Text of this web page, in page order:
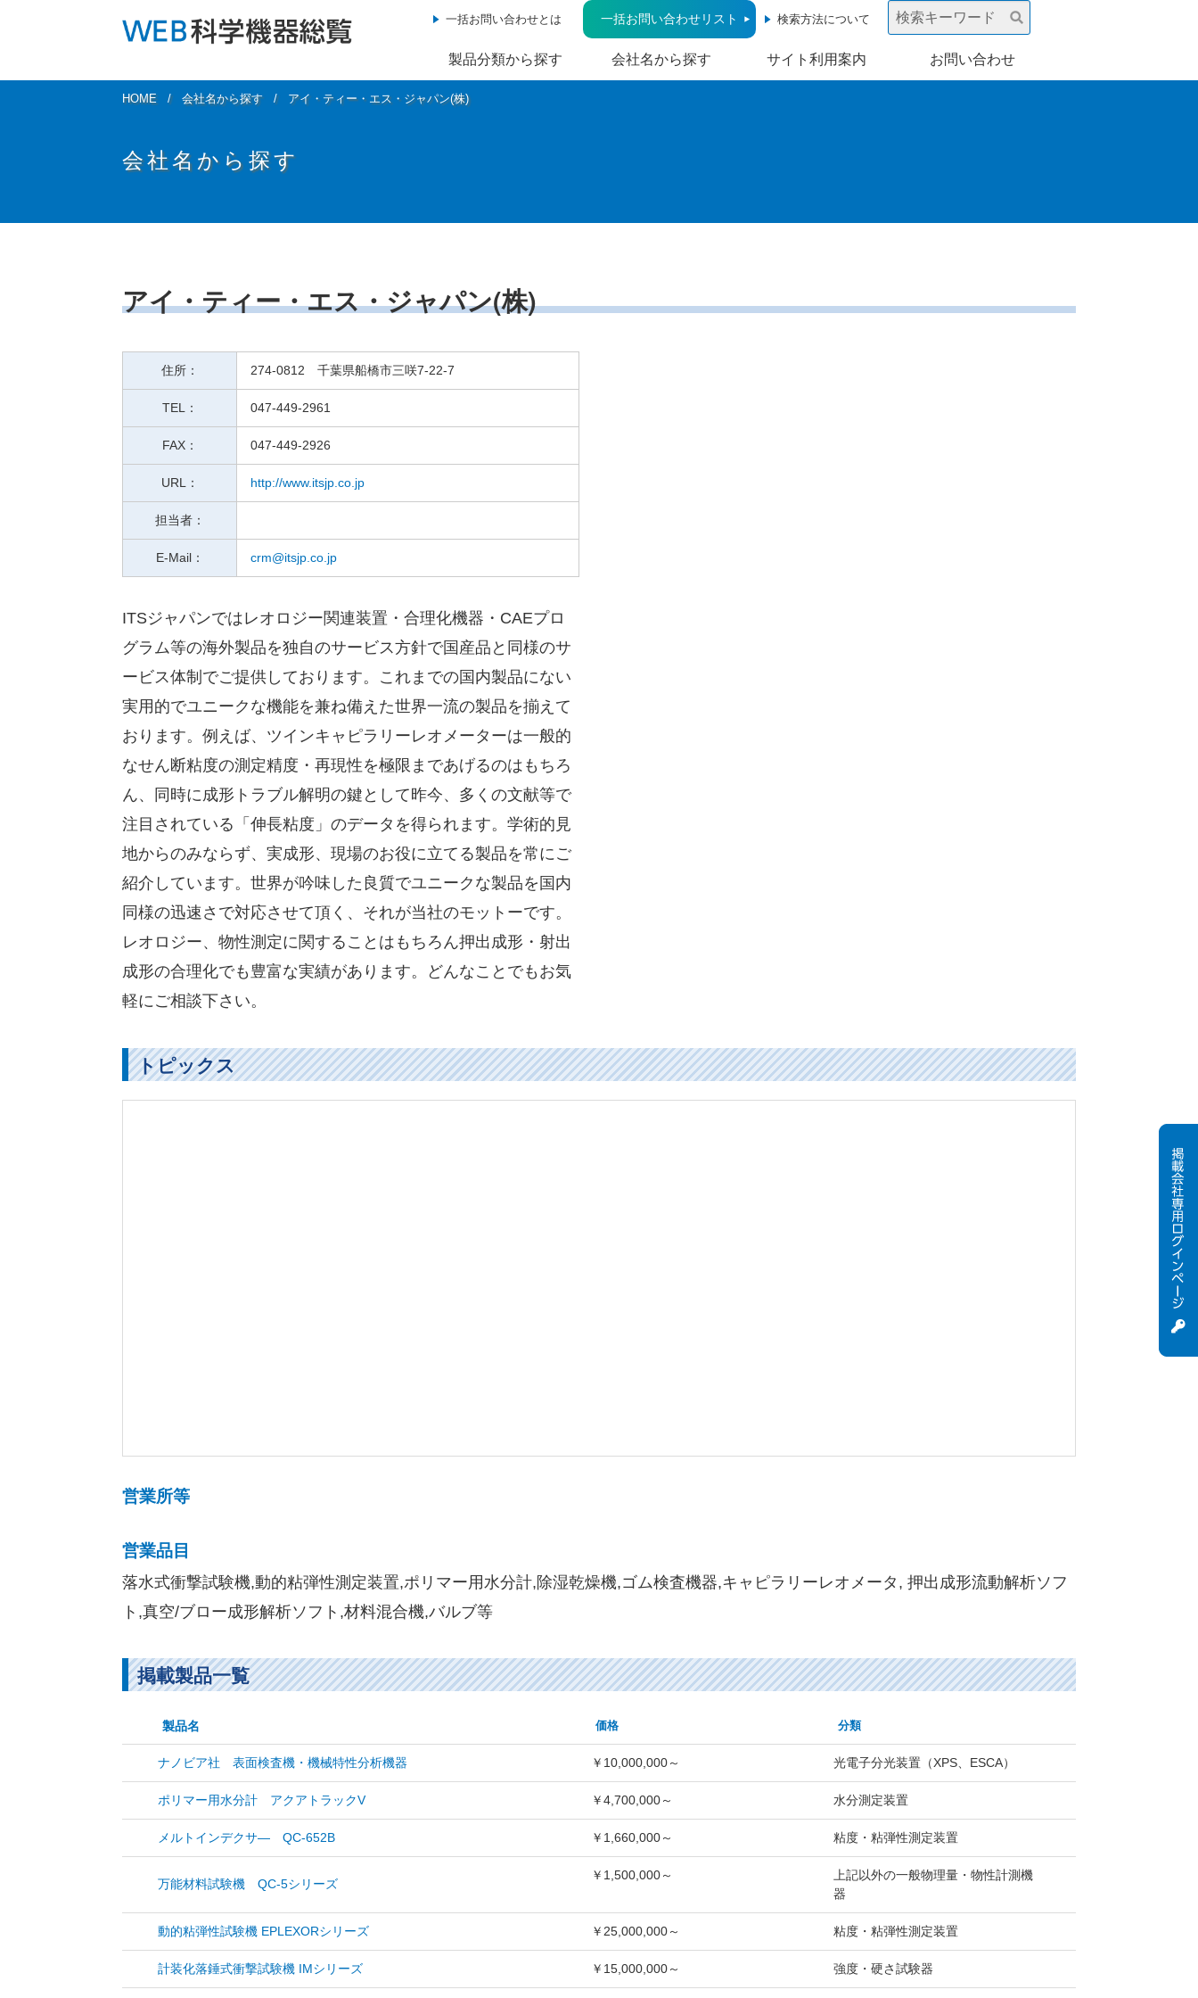
一括お問い合わせとは 一括お問い合わせリスト 検索方法について
製品分類から探す 会社名から探す サイト利用案内 お問い合わせ
HOME 会社名から探す アイ・ティー・エス・ジャパン(株)
会社名から探す
アイ・ティー・エス・ジャパン(株)
住所： 274-0812 千葉県船橋市三咲7-22-7
TEL： 047-449-2961
FAX： 047-449-2926
URL： http://www.itsjp.co.jp
担当者：
E-Mail： crm@itsjp.co.jp
ITSジャパンではレオロジー関連装置・合理化機器・CAEプロ
グラム等の海外製品を独自のサービス方針で国産品と同様のサ
ービス体制でご提供しております。これまでの国内製品にない
実用的でユニークな機能を兼ね備えた世界一流の製品を揃えて
おります。例えば、ツインキャピラリーレオメーターは一般的
なせん断粘度の測定精度・再現性を極限まであげるのはもちろ
ん、同時に成形トラブル解明の鍵として昨今、多くの文献等で
注目されている「伸長粘度」のデータを得られます。学術的見
地からのみならず、実成形、現場のお役に立てる製品を常にご
紹介しています。世界が吟味した良質でユニークな製品を国内
同様の迅速さで対応させて頂く、それが当社のモットーです。
レオロジー、物性測定に関することはもちろん押出成形・射出
成形の合理化でも豊富な実績があります。どんなことでもお気
軽にご相談下さい。
トピックス
営業所等
営業品目
落水式衝撃試験機,動的粘弾性測定装置,ポリマー用水分計,除湿乾燥機,ゴム検査機器,キャピラリーレオメータ, 押出成形流動解析ソフ
ト,真空/ブロー成形解析ソフト,材料混合機,バルブ等
掲載製品一覧
製品名 価格 分類
ナノビア社 表面検査機・機械特性分析機器 ￥10,000,000～ 光電子分光装置（XPS、ESCA）
ポリマー用水分計 アクアトラックV ￥4,700,000～ 水分測定装置
メルトインデクサ― QC-652B ￥1,660,000～ 粘度・粘弾性測定装置
万能材料試験機 QC-5シリーズ
￥1,500,000～
上記以外の一般物理量・物性計測機
器
動的粘弾性試験機 EPLEXORシリーズ ￥25,000,000～ 粘度・粘弾性測定装置
計装化落錘式衝撃試験機 IMシリーズ ￥15,000,000～ 強度・硬さ試験器